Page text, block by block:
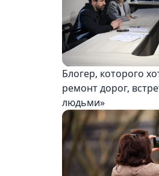
Блогер, которого
ремонт дорог,
людьми»